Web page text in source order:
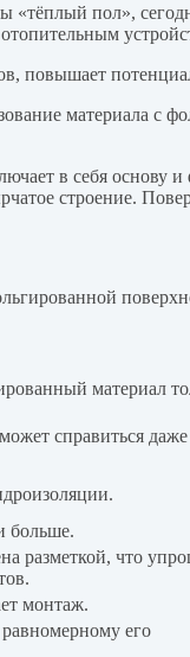
пол»,
повышает
материала с
в себя основу
строение.
материал
справиться
больше.
разметкой, что
монтаж.
его